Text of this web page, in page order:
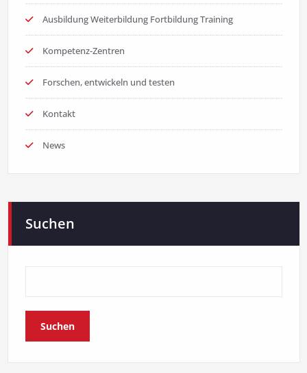
Ausbildung Weiterbildung Fortbildung Training
Kompetenz-Zentren
Forschen, entwickeln und testen
Kontakt
News
Suchen
Suchen